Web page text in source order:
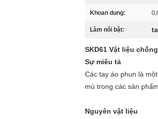
Khoan dung:
Làm nổi bật:
SKD61 Vật liệu
Sự miêu tả
Các tay áo phun là
mù trong các sản
Nguyên vật liệu